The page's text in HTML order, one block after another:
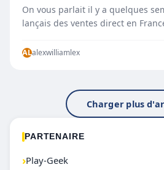
On vous parlait il y a quelques
lançais des ventes direct en
ALalexwilliamlex
Charger plus
PARTENAIRE
›Play-Geek